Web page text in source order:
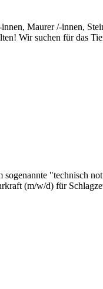
Maurer /-innen,
Wir suchen für das
"technisch
(m/w/d) für